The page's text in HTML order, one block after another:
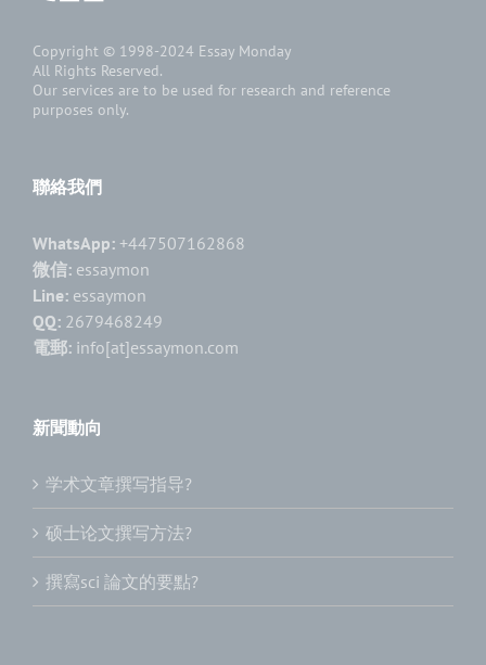
Copyright © 1998-2024 Essay Monday
All Rights Reserved.
Our services are to be used for research and reference
purposes only.
聯絡我們
WhatsApp: +447507162868
微信: essaymon
Line: essaymon
QQ: 2679468249
電郵: info[at]essaymon.com
新聞動向
学术文章撰写指导?
硕士论文撰写方法?
撰寫sci 論文的要點?